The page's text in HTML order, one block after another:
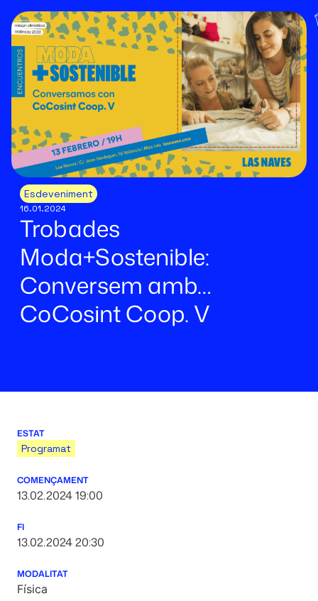
Esdeveniment
16.01.2024
Trobades
Moda+Sostenible:
Conversem amb…
CoCosint Coop. V
ESTAT
Programat
COMENÇAMENT
13.02.2024 19:00
FI
13.02.2024 20:30
MODALITAT
Física